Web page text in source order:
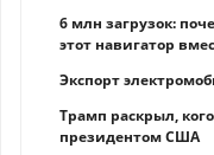
6 млн загрузок:
этот навигатор
Экспорт
Трамп раскрыл,
президентом США